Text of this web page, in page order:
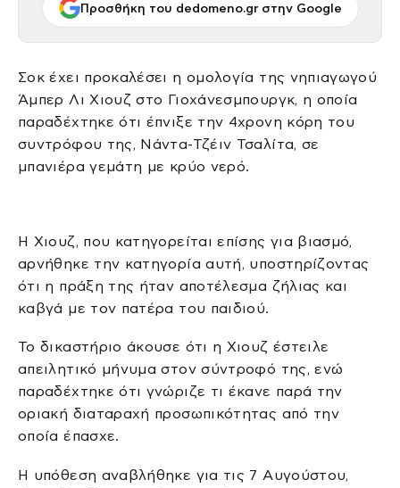
Προσθήκη του dedomeno.gr στην Google
Σοκ έχει προκαλέσει η ομολογία της νηπιαγωγού
Άμπερ Λι Χιουζ στο Γιοχάνεσμπουργκ, η οποία
παραδέχτηκε ότι έπνιξε την 4χρονη κόρη του
συντρόφου της, Νάντα-Τζέιν Τσαλίτα, σε
μπανιέρα γεμάτη με κρύο νερό.
Η Χιουζ, που κατηγορείται επίσης για βιασμό,
αρνήθηκε την κατηγορία αυτή, υποστηρίζοντας
ότι η πράξη της ήταν αποτέλεσμα ζήλιας και
καβγά με τον πατέρα του παιδιού.
Το δικαστήριο άκουσε ότι η Χιουζ έστειλε
απειλητικό μήνυμα στον σύντροφό της, ενώ
παραδέχτηκε ότι γνώριζε τι έκανε παρά την
οριακή διαταραχή προσωπικότητας από την
οποία έπασχε.
Η υπόθεση αναβλήθηκε για τις 7 Αυγούστου,